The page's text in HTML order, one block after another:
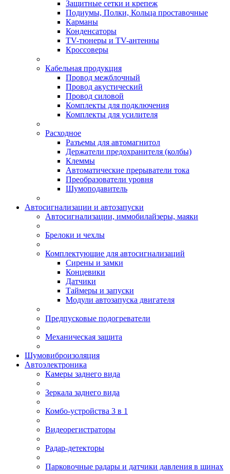
Защитные сетки и крепеж
Подиумы, Полки, Кольца проставочные
Карманы
Конденсаторы
TV-тюнеры и TV-антенны
Кроссоверы
Кабельная продукция
Провод межблочный
Провод акустический
Провод силовой
Комплекты для подключения
Комплекты для усилителя
Расходное
Разъемы для автомагнитол
Держатели предохранителя (колбы)
Клеммы
Автоматические прерыватели тока
Преобразователи уровня
Шумоподавитель
Автосигнализации и автозапуски
Автосигнализации, иммобилайзеры, маяки
Брелоки и чехлы
Комплектующие для автосигнализаций
Сирены и замки
Концевики
Датчики
Таймеры и запуски
Модули автозапуска двигателя
Предпусковые подогреватели
Механическая защита
Шумовиброизоляция
Автоэлектроника
Камеры заднего вида
Зеркала заднего вида
Комбо-устройства 3 в 1
Видеорегистраторы
Радар-детекторы
Парковочные радары и датчики давления в шинах